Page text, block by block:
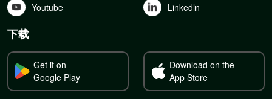
Youtube Linkedln
下载
Get it on
Google Play
Download on the
App Store